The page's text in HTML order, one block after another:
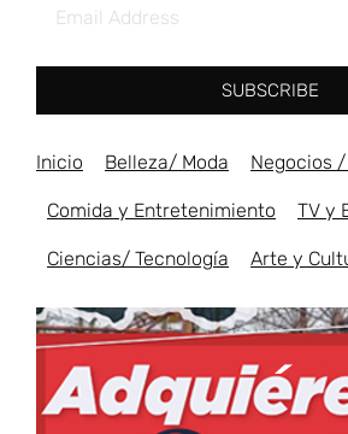
SUBSCRIBE
Inicio Belleza/ Moda Negocios
Comida y Entretenimiento TV y
Ciencias/ Tecnología Arte y